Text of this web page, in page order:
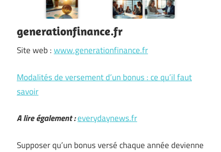
generationfinance.fr
Site web :www.generationfinance.fr
Modalités de versement d’un bonus : ce qu’il faut
savoir
A lire également :everydaynews.fr
Supposer qu’un bonus versé chaque année devienne